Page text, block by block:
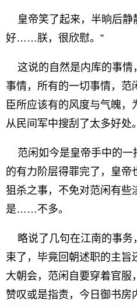
皇帝笑了起来，半晌后静
好……朕，很欣慰。”
这说的自然是内库的事情
事情，所有的一切事情，范
臣所应该有的风度与气魄，
从民间军中搜刮了太多好处。
范闲如今是皇帝手中的一
的有力阶层得罪完了，皇帝
狙杀之事，不免对范闲有些
是……不多。
略说了几句在江南的事务
束了，毕竟回朝述职的主旨
大朝会，范闲自要穿着官服
赞叹或是指责，今日御书房